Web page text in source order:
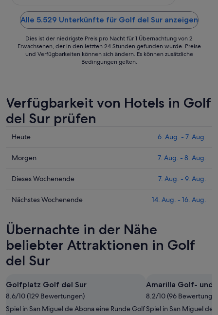
Alle 5.529 Unterkünfte für Golf del Sur anzeigen
Dies ist der niedrigste Preis pro Nacht für 1 Übernachtung von 2
Erwachsenen, der in den letzten 24 Stunden gefunden wurde. Preise
und Verfügbarkeiten können sich ändern. Es können zusätzliche
Bedingungen gelten.
Verfügbarkeit von Hotels in Golf
del Sur prüfen
Prüfe
Preise
Golf
Sur
6.
Aug.
-
7.
Heute 6. Aug. - 7. Aug.
Prüfe
Preise
Golf
morgen
Nacht,
7.
Aug.
Aug.
Morgen 7. Aug. - 8. Aug.
Prüfe
Preise
Golf
del
dieses
Wochenende,
Aug.
-
9.
Aug.
Dieses Wochenende 7. Aug. - 9. Aug.
Prüfe
Preise
für
Golf
del
Sur
nächsten
Wochenende,
14.
Aug.
Nächstes Wochenende 14. Aug. - 16. Aug.
Übernachte in der Nähe
beliebter Attraktionen in Golf
del Sur
Golfplatz Golf del Sur
8.6/10 (129 Bewertungen)
Spiel in San Miguel de Abona eine Runde Golf
Amarilla Golf- und
8.2/10 (96
Spiel in San Miguel de